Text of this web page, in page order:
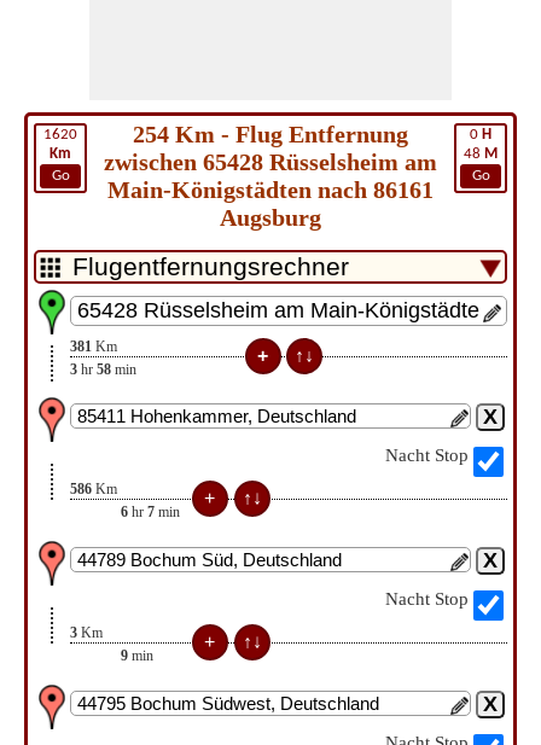
1620
Km
Go
0 H
48 M
Go
254 Km - Flug Entfernung
zwischen 65428 Rüsselsheim am
Main-Königstädten nach 86161
Augsburg
381 Km
3 hr 58 min
Nacht Stop
586 Km
6 hr 7 min
Nacht Stop
3 Km
9 min